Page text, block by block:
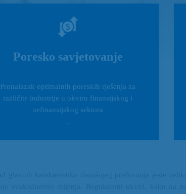
Poresko savjetovanje
Pronalazak optimalnih poreskih rješenja za
različite industrije u okviru finansijskog i
nefinansijskog sektora
.